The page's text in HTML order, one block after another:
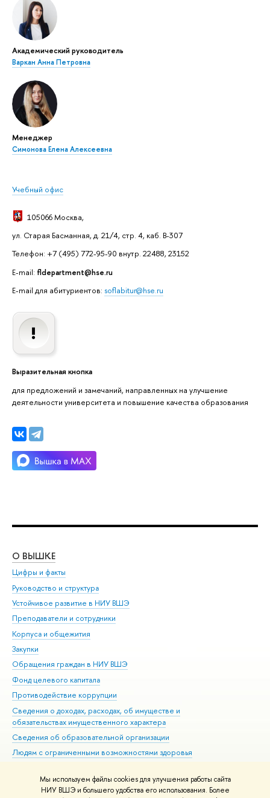
Мы используем файлы cookies для улучшения работы сайта
НИУ ВШЭ и большего удобства его использования. Более
Академический руководитель
Варкан Анна Петровна
Менеджер
Симонова Елена Алексеевна
Учебный офис
105066 Москва,
ул. Старая Басманная, д. 21/4, стр. 4, каб. В-307
Телефон: +7 (495) 772-95-90 внутр. 22488, 23152
E-mail: fldepartment@hse.ru
E-mail для абитуриентов: soflabitur@hse.ru
Выразительная кнопка
для предложений и замечаний, направленных на улучшение
деятельности университета и повышение качества образования
О ВЫШКЕ
Цифры и факты
Руководство и структура
Устойчивое развитие в НИУ ВШЭ
Преподаватели и сотрудники
Корпуса и общежития
Закупки
Обращения граждан в НИУ ВШЭ
Фонд целевого капитала
Противодействие коррупции
Сведения о доходах, расходах, об имуществе и
обязательствах имущественного характера
Сведения об образовательной организации
Людям с ограниченными возможностями здоровья
Работа в Вышке